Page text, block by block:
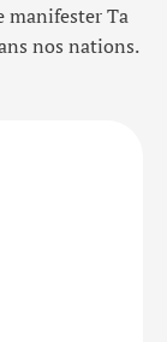
manifester Ta
nos nations.